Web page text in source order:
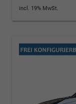
incl. 19% MwSt.